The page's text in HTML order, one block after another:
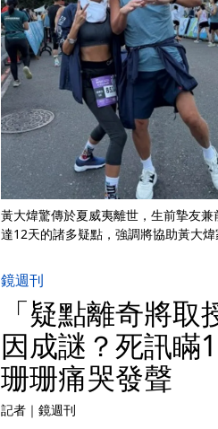
黃大煒驚傳於夏威夷離世，生前摯友
達12天的諸多疑點，強調將協助黃大
鏡週刊
「疑點離奇將
因成謎？死訊
珊珊痛哭發聲
記者 ｜ 鏡週刊